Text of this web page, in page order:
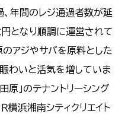
年間のレジ通過者数が延
となり順調に運営されて
アジやサバを原料とした
わいと活気を増していま
原」のテナントリーシング
横浜湘南シティクリエイト